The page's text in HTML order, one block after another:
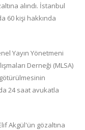
alındı. İstanbul
60 kişi hakkında
Yayın Yönetmeni
Derneği (MLSA)
götürülmesinin
24 saat avukatla
Akgül'ün gözaltına